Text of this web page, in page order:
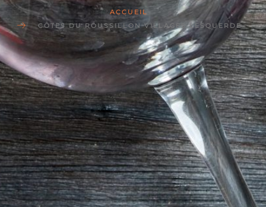
ACCUEIL
CÔTES DU ROUSSILLON VILLAGES LESQUERDE